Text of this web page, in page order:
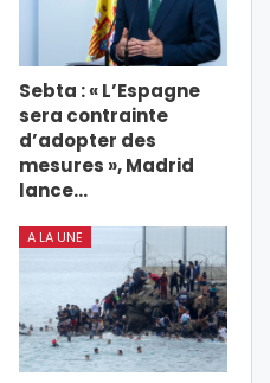
Sebta : « L’Espagne
sera contrainte
d’adopter des
mesures », Madrid
lance…
A LA UNE